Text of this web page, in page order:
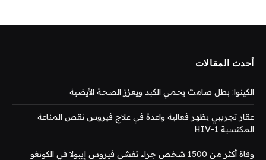
أحدث المقالات
الكينوا: بطل صامت يحمي الكبد ويعزز الصحة الأيضية
عقار تجريبي يظهر فعالية واعدة في علاج فيروس نقص المناعة
المكتسبة HIV-1
وفاة أكثر من 1500 شخص جراء تفشي فيروس إيبولا في الكونغو